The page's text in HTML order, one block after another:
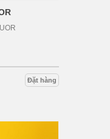
Đặt hàng